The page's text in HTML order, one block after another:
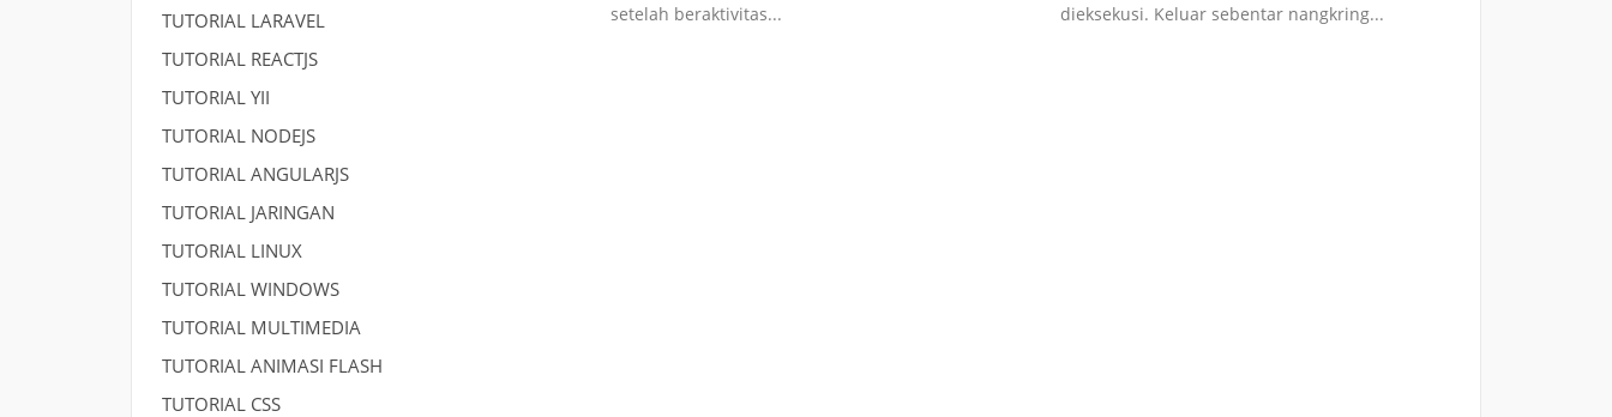
setelah beraktivitas...
dieksekusi. Keluar sebentar nangkring...
TUTORIAL LARAVEL
TUTORIAL REACTJS
TUTORIAL YII
TUTORIAL NODEJS
TUTORIAL ANGULARJS
TUTORIAL JARINGAN
TUTORIAL LINUX
TUTORIAL WINDOWS
TUTORIAL MULTIMEDIA
TUTORIAL ANIMASI FLASH
TUTORIAL CSS